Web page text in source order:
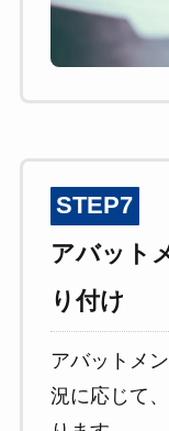
STEP7
アバット
り付け
アバットメ
況に応じて